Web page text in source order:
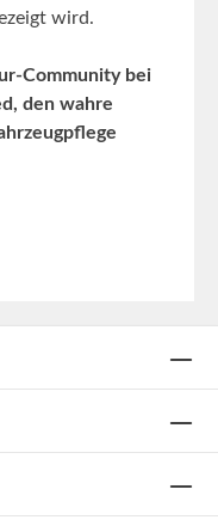
wird.
Community bei
den wahre